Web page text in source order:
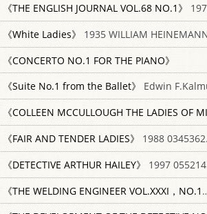
《THE ENGLISH JOURNAL VOL.68 NO.1》
《White Ladies》
1935 WILLIAM HEINEMANN
《CONCERTO NO.1 FOR THE PIANO》
《Suite No.1 from the Ballet》
Edwin
《FAIR AND TENDER LADIES》
1988 034536208X
《DETECTIVE ARTHUR HAILEY》
1997 0552143766
《THE WELDING